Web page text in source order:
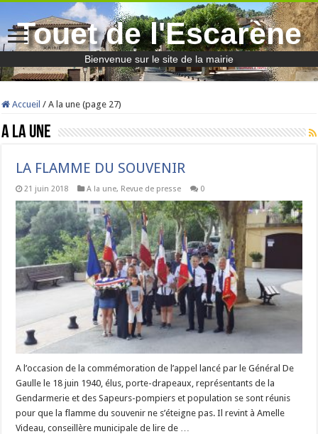
Touet de l'Escarène
Bienvenue sur le site de la mairie
Accueil / A la une (page 27)
A la une
LA FLAMME DU SOUVENIR
21 juin 2018 A la une, Revue de presse 0
A l’occasion de la commémoration de l’appel lancé par le Général De
Gaulle le 18 juin 1940, élus, porte-drapeaux, représentants de la
Gendarmerie et des Sapeurs-pompiers et population se sont réunis
pour que la flamme du souvenir ne s’éteigne pas. Il revint à Amelle
Videau, conseillère municipale de lire de …